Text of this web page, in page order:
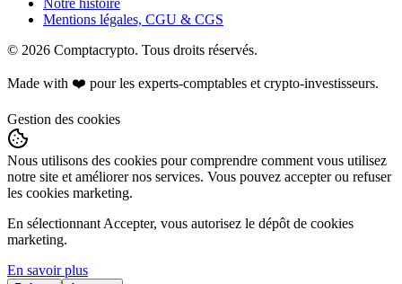
Notre histoire
Mentions légales, CGU & CGS
© 2026 Comptacrypto. Tous droits réservés.
Made with ❤️ pour les experts-comptables et crypto-investisseurs.
Gestion des cookies
Nous utilisons des cookies pour comprendre comment vous utilisez
notre site et améliorer nos services. Vous pouvez accepter ou refuser
les cookies marketing.
En sélectionnant Accepter, vous autorisez le dépôt de cookies
marketing.
En savoir plus